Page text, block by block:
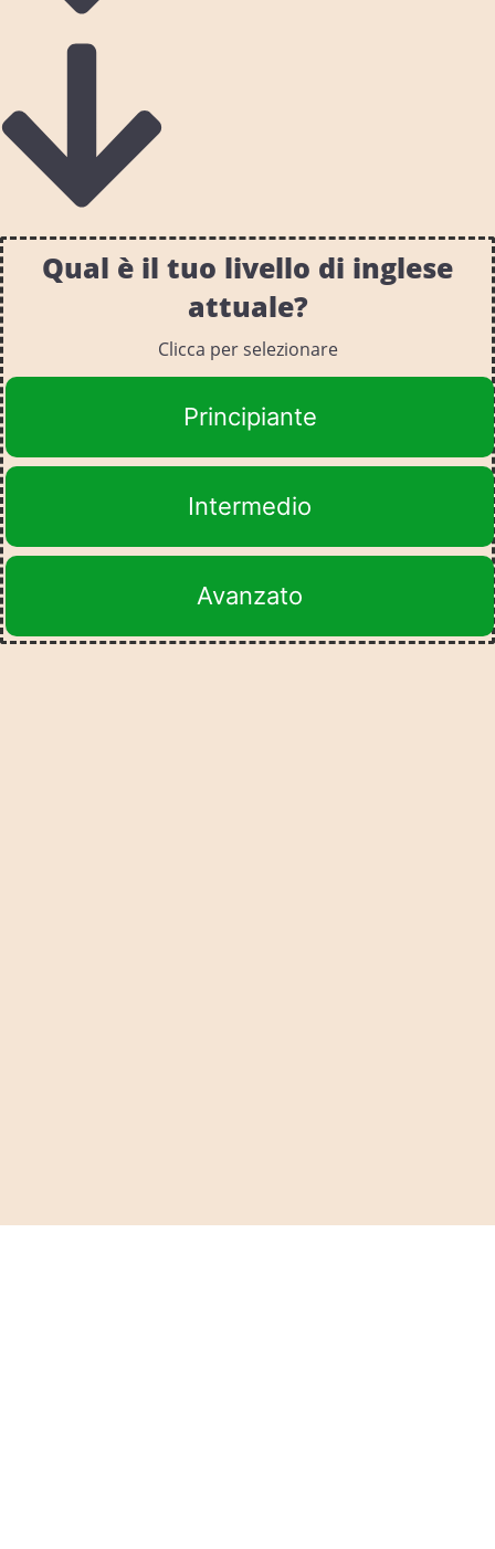
Qual è il tuo livello di inglese
attuale?
Clicca per selezionare
Principiante
Intermedio
Avanzato